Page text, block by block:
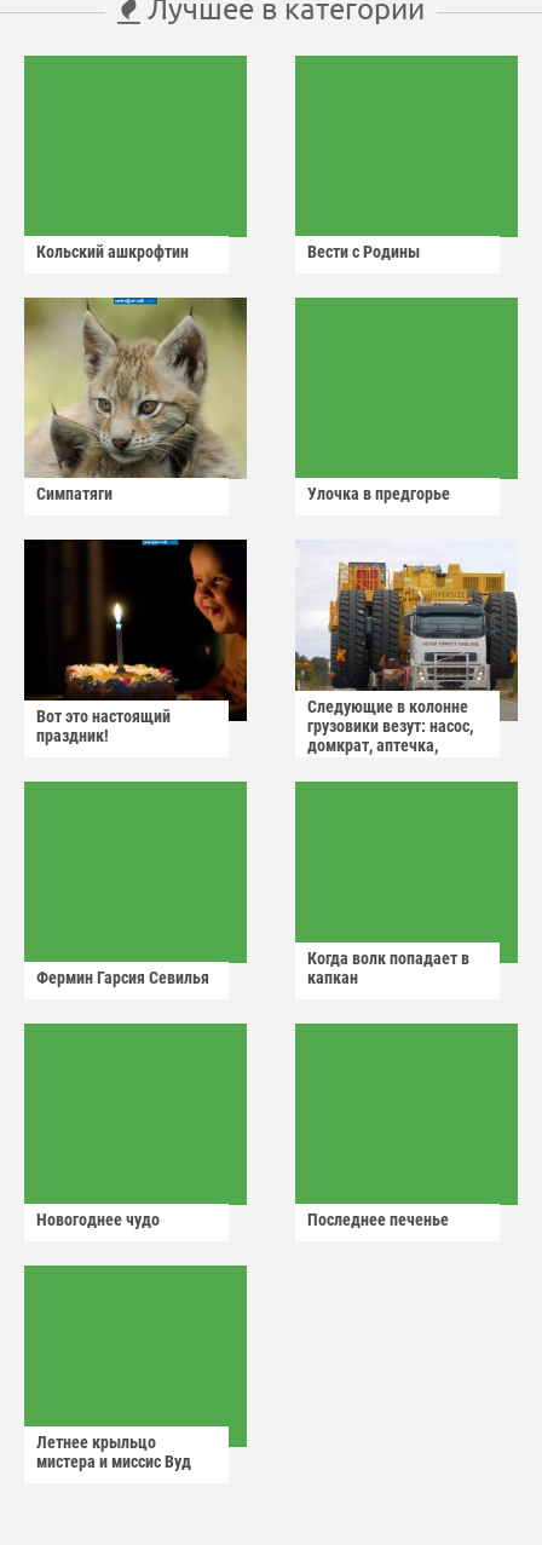
Лучшее в категории
Кольский ашкрофтин Вести с Родины
Симпатяги Улочка в предгорье
Вот это настоящий
праздник!
Следующие в колонне
грузовики везут: насос,
домкрат, аптечка,
Фермин Гарсия Севилья
Когда волк попадает в
капкан
Новогоднее чудо Последнее печенье
Летнее крыльцо
мистера и миссис Вуд